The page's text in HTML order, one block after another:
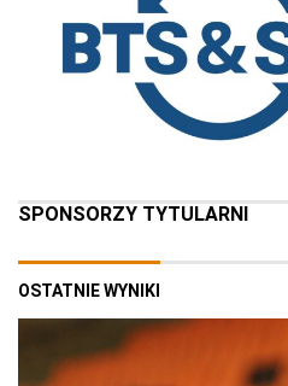
SPONSORZY TYTULARNI
OSTATNIE WYNIKI